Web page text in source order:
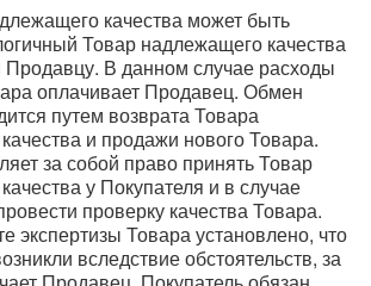
качества может быть
Товар надлежащего качества
В данном случае расходы
оплачивает Продавец. Обмен
путем возврата Товара
и продажи нового Товара.
за собой право принять Товар
у Покупателя и в случае
проверку качества Товара.
экспертизы Товара установлено, что
вследствие обстоятельств, за